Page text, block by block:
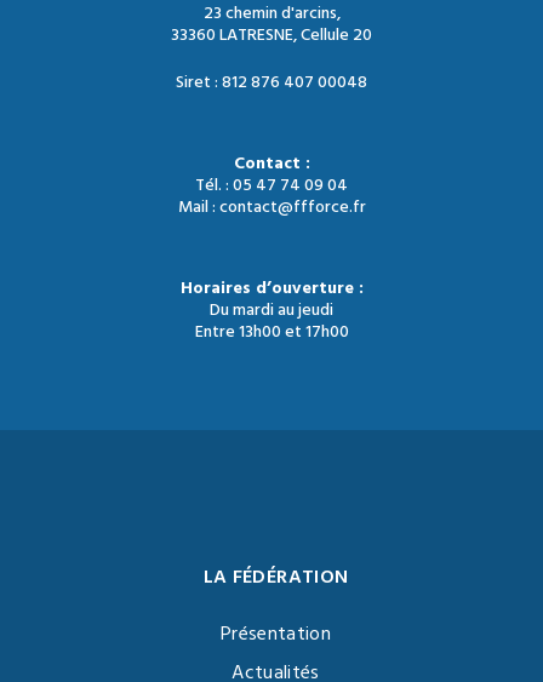
23 chemin d'arcins,
33360 LATRESNE, Cellule 20
Siret : 812 876 407 00048
Contact :
Tél. : 05 47 74 09 04
Mail : contact@ffforce.fr
Horaires d’ouverture :
Du mardi au jeudi
Entre 13h00 et 17h00
LA FÉDÉRATION
Présentation
Actualités